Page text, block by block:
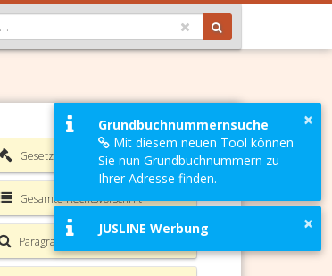
WERT IST ALLE
Gesetzesverzeichnis
Gesamte Rechtsvorschrift
Paragrafen Volltextsuche
×
Grundbuchnummernsuche
Mit diesem neuen Tool können
Sie nun Grundbuchnummern zu
Ihrer Adresse finden.
×
JUSLINE Werbung